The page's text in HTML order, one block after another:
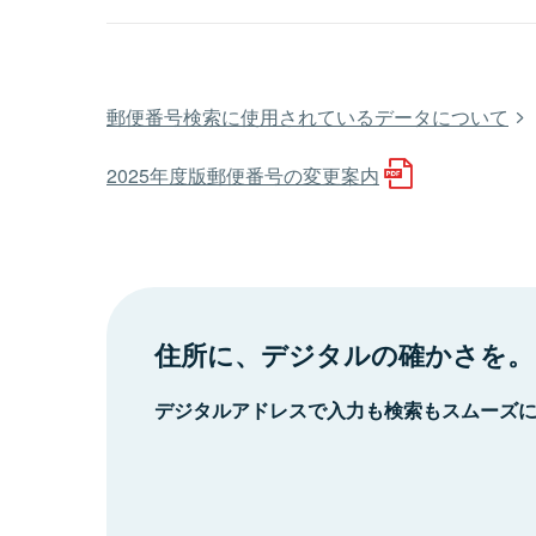
郵便番号検索に使用されているデータについて
2025年度版郵便番号の変更案内
住所に、デジタルの確かさを。
デジタルアドレスで入力も検索もスムーズ